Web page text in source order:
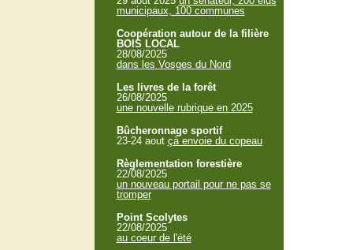
municipaux, 100 communes
Coopération autour de la filière
BOIS LOCAL
28/08/2025
dans les Vosges du Nord
Les livres de la forêt
26/08/2025
une nouvelle rubrique en 2025
Bûcheronnage sportif
23-24 aout çà envoie du copeau
Règlementation forestière
22/08/2025
un nouveau portail pour ne pas se
tromper
Point Scolytes
22/08/2025
au coeur de l'été